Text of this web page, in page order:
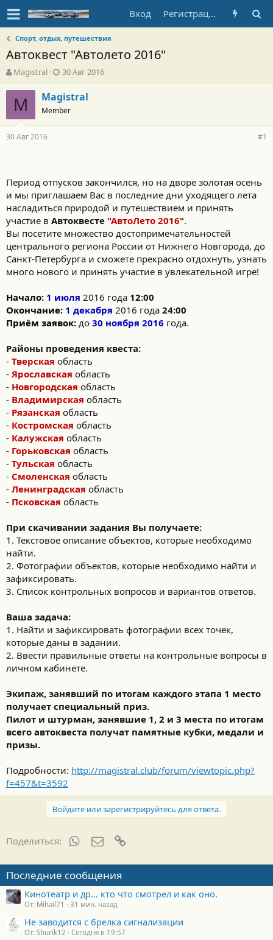
Вход Регистрация
Спорт, отдых, путешествия
Автоквест "Автолето 2016"
А
в
т
о
т
е
м
Magistral
Д
а
т
а
н
а
а
30 Авг 2016
M Magistral
Member
30 Авг 2016 #1
Период отпусков закончился, но на дворе золотая осень
и мы приглашаем Вас в последние дни уходящего лета
насладиться природой и путешествием и принять
участие в Автоквесте "АвтоЛето 2016".
Вы посетите множество достопримечательностей
центрального региона России от Нижнего Новгорода, до
Санкт-Петербурга и сможете прекрасно отдохнуть, узнать
много нового и принять участие в увлекательной игре!
Начало: 1 июля 2016 года 12:00
Окончание: 1 декабря 2016 года 24:00
Приём заявок: до 30 ноября 2016 года.
Районы проведения квеста:
- Тверская область
- Ярославская область
- Новгородская область
- Владимирская область
- Рязанская область
- Костромская область
- Калужская область
- Горьковская область
- Тульская область
- Смоленская область
- Ленинградская область
- Псковская область
При скачивании задания Вы получаете:
1. Текстовое описание объектов, которые необходимо
найти.
2. Фотографии объектов, которые необходимо найти и
зафиксировать.
3. Список контрольных вопросов и вариантов ответов.
Ваша задача:
1. Найти и зафиксировать фотографии всех точек,
которые даны в задании.
2. Ввести правильные ответы на контрольные вопросы в
личном кабинете.
Экипаж, занявший по итогам каждого этапа 1 место
получает специальный приз.
Пилот и штурман, занявшие 1, 2 и 3 места по итогам
всего автоквеста получат памятные кубки, медали и
призы.
Подробности: http://magistral.club/forum/viewtopic.php?
f=457&t=3592
Войдите или зарегистрируйтесь для ответа.
Поделиться: WhatsAppЭлектронная почта
Последние сообщения
Кинотеатр и др... кто что смотрел и как оно.
От: Mihail71 31 мин. назад
Не заводится с брелка сигнализации
От: Shurik12 Сегодня в 19:57